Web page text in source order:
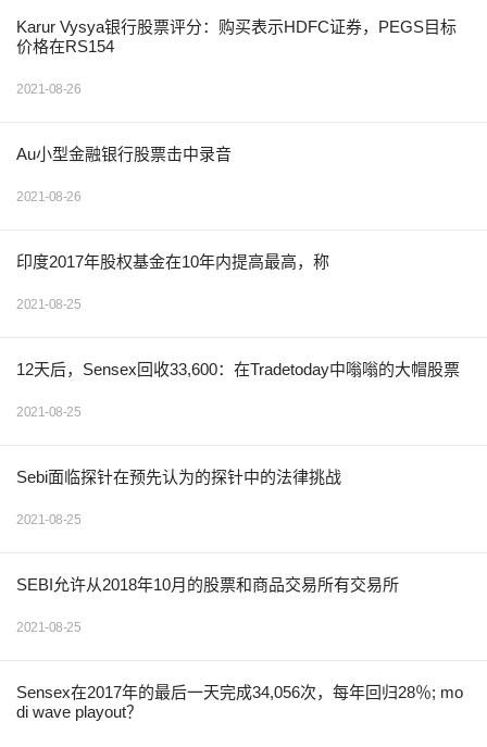
Karur Vysya银行股票评分：购买表示HDFC证券，PEGS目标
价格在RS154
2021-08-26
Au小型金融银行股票击中录音
2021-08-26
印度2017年股权基金在10年内提高最高，称
2021-08-25
12天后，Sensex回收33,600：在Tradetoday中嗡嗡的大帽股票
2021-08-25
Sebi面临探针在预先认为的探针中的法律挑战
2021-08-25
SEBI允许从2018年10月的股票和商品交易所有交易所
2021-08-25
Sensex在2017年的最后一天完成34,056次，每年回归28％; mo
di wave playout？